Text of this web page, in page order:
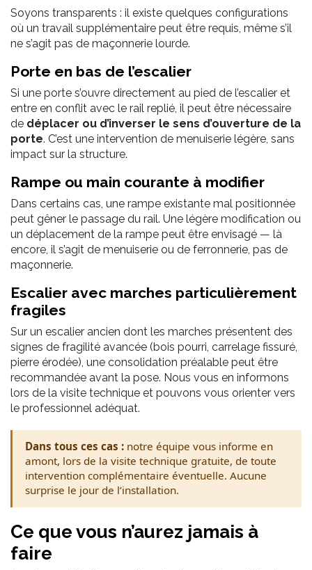
Soyons transparents : il existe quelques configurations
où un travail supplémentaire peut être requis, même s’il
ne s’agit pas de maçonnerie lourde.
Porte en bas de l’escalier
Si une porte s’ouvre directement au pied de l’escalier et
entre en conflit avec le rail replié, il peut être nécessaire
de déplacer ou d’inverser le sens d’ouverture de la
porte. C’est une intervention de menuiserie légère, sans
impact sur la structure.
Rampe ou main courante à modifier
Dans certains cas, une rampe existante mal positionnée
peut gêner le passage du rail. Une légère modification ou
un déplacement de la rampe peut être envisagé — là
encore, il s’agit de menuiserie ou de ferronnerie, pas de
maçonnerie.
Escalier avec marches particulièrement
fragiles
Sur un escalier ancien dont les marches présentent des
signes de fragilité avancée (bois pourri, carrelage fissuré,
pierre érodée), une consolidation préalable peut être
recommandée avant la pose. Nous vous en informons
lors de la visite technique et pouvons vous orienter vers
le professionnel adéquat.
Dans tous ces cas :notre équipe vous informe en
amont, lors de la visite technique gratuite, de toute
intervention complémentaire éventuelle. Aucune
surprise le jour de l’installation.
Ce que vous n’aurez jamais à
faire